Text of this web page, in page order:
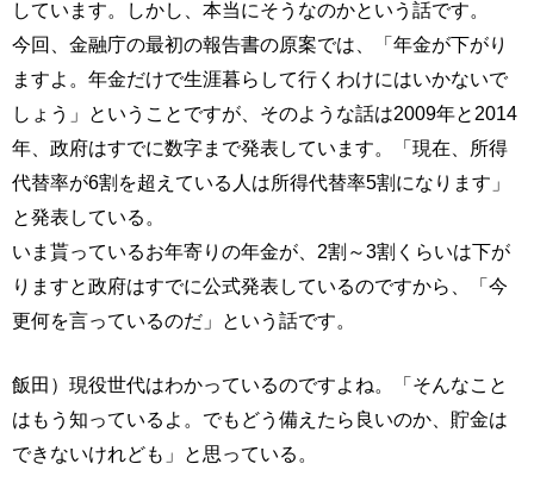
しています。しかし、本当にそうなのかという話です。
今回、金融庁の最初の報告書の原案では、「年金が下がり
ますよ。年金だけで生涯暮らして行くわけにはいかないで
しょう」ということですが、そのような話は2009年と2014
年、政府はすでに数字まで発表しています。「現在、所得
代替率が6割を超えている人は所得代替率5割になります」
と発表している。
いま貰っているお年寄りの年金が、2割～3割くらいは下が
りますと政府はすでに公式発表しているのですから、「今
更何を言っているのだ」という話です。
飯田）現役世代はわかっているのですよね。「そんなこと
はもう知っているよ。でもどう備えたら良いのか、貯金は
できないけれども」と思っている。